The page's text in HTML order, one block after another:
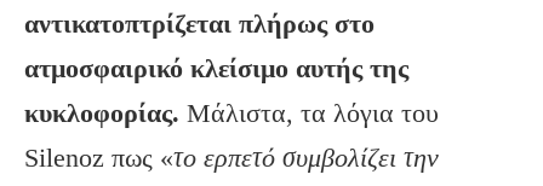
αντικατοπτρίζεται πλήρως στο
ατμοσφαιρικό κλείσιμο αυτής της
κυκλοφορίας. Μάλιστα, τα λόγια του
Silenoz πως «το ερπετό συμβολίζει την